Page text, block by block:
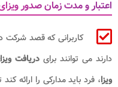
اعتبار و مدت زمان صدور
کاربرانی که قصد شرکت
دارند می توانند برای دریافت
ویزا، فرد باید مدارکی را ارائه